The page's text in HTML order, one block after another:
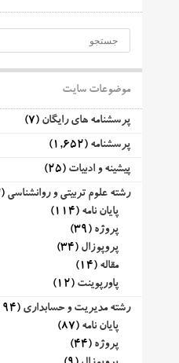
موضوعات سایت
پرسشنامه های رایگان (7)
پرسشنامه (1,652)
پیشینه و ادبیات (25)
رشته علوم تربیتی و روانشناسی (213)
پایان نامه (114)
پروژه (39)
پروپوزال (34)
مقاله (14)
پاورپوینت (12)
رشته مدیریت و حسابداری (194)
پایان نامه (87)
پروژه (44)